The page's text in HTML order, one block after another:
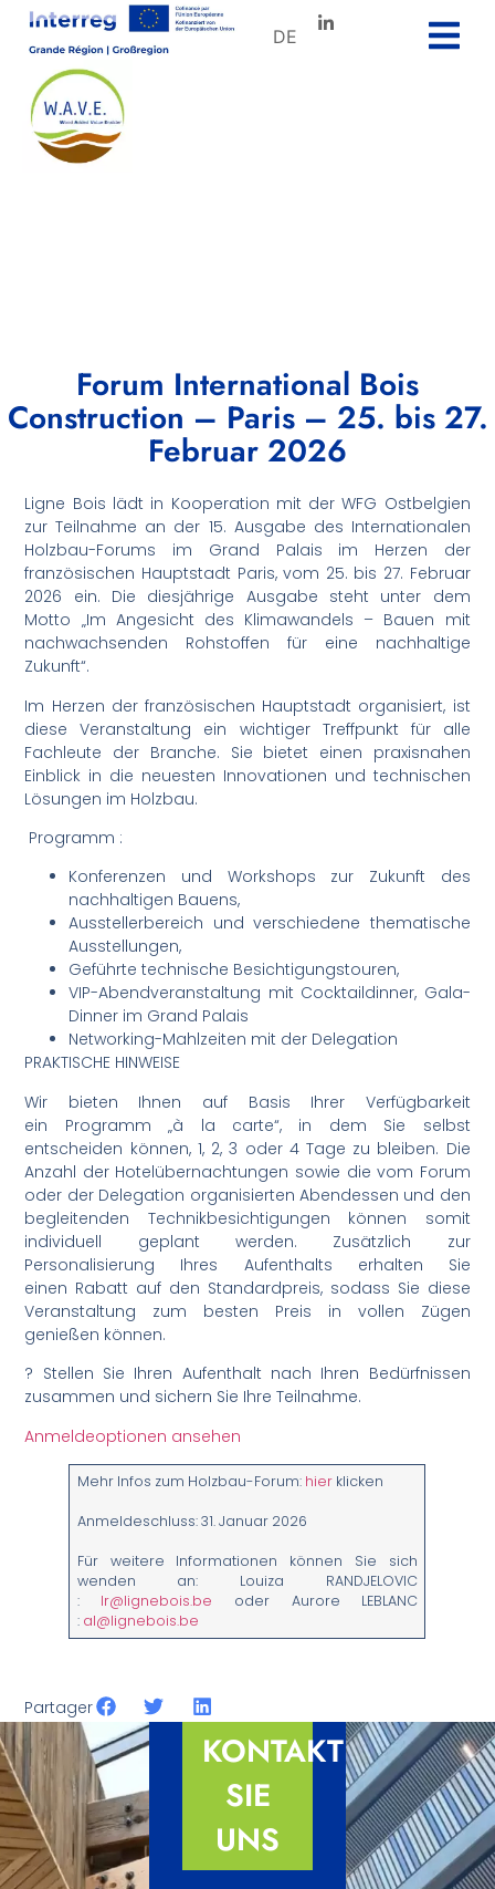
DE
Forum International Bois
Construction – Paris – 25. bis 27.
Februar 2026
Ligne Bois lädt in Kooperation mit der WFG Ostbelgien
zur Teilnahme an der 15. Ausgabe des Internationalen
Holzbau-Forums im Grand Palais im Herzen der
französischen Hauptstadt Paris, vom 25. bis 27. Februar
2026 ein. Die diesjährige Ausgabe steht unter dem
Motto „Im Angesicht des Klimawandels – Bauen mit
nachwachsenden Rohstoffen für eine nachhaltige
Zukunft“.
Im Herzen der französischen Hauptstadt organisiert, ist
diese Veranstaltung ein wichtiger Treffpunkt für alle
Fachleute der Branche. Sie bietet einen praxisnahen
Einblick in die neuesten Innovationen und technischen
Lösungen im Holzbau.
Programm :
Konferenzen und Workshops zur Zukunft des
nachhaltigen Bauens,
Ausstellerbereich und verschiedene thematische
Ausstellungen,
Geführte technische Besichtigungstouren,
VIP-Abendveranstaltung mit Cocktaildinner, Gala-
Dinner im Grand Palais
Networking-Mahlzeiten mit der Delegation
PRAKTISCHE HINWEISE
Wir bieten Ihnen auf Basis Ihrer Verfügbarkeit
ein Programm „à la carte“, in dem Sie selbst
entscheiden können, 1, 2, 3 oder 4 Tage zu bleiben. Die
Anzahl der Hotelübernachtungen sowie die vom Forum
oder der Delegation organisierten Abendessen und den
begleitenden Technikbesichtigungen können somit
individuell geplant werden. Zusätzlich zur
Personalisierung Ihres Aufenthalts erhalten Sie
einen Rabatt auf den Standardpreis, sodass Sie diese
Veranstaltung zum besten Preis in vollen Zügen
genießen können.
? Stellen Sie Ihren Aufenthalt nach Ihren Bedürfnissen
zusammen und sichern Sie Ihre Teilnahme.
Anmeldeoptionen ansehen
Mehr Infos zum Holzbau-Forum: hierklicken
Anmeldeschluss: 31. Januar 2026
Für weitere Informationen können Sie sich
wenden an: Louiza RANDJELOVIC
: lr@lignebois.be oder Aurore LEBLANC
: al@lignebois.be
Partager
KONTAKTIEREN
SIE
UNS